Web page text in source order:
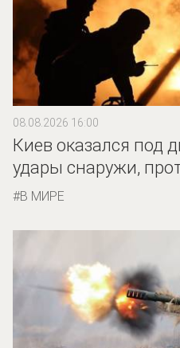
08.08.2026 16:00
Киев оказался под
удары снаружи,
В МИРЕ